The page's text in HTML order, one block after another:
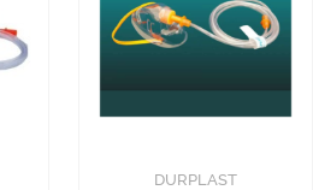
DURPLAST